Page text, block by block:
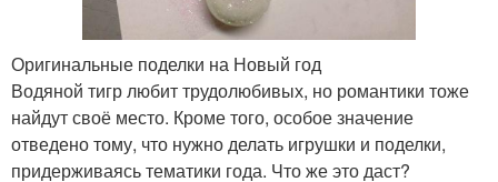
Оригинальные поделки на Новый год
Водяной тигр любит трудолюбивых, но романтики тоже
найдут своё место. Кроме того, особое значение
отведено тому, что нужно делать игрушки и поделки,
придерживаясь тематики года. Что же это даст?